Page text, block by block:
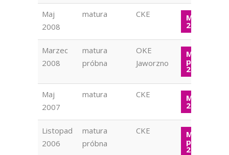
Maj
2008
matura CKE Matura
2008
Marzec
2008
matura
próbna
OKE
Jaworzno
Matura
próbna
2008
Maj
2007
matura CKE Matura
2007
Listopad
2006
matura
próbna
CKE Matura
próbna
2006